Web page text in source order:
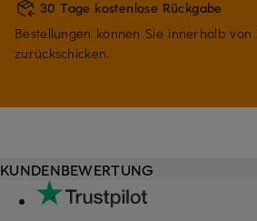
30 Tage kostenlose Rückgabe
Bestellungen können Sie innerhalb von
zurückschicken.
KUNDENBEWERTUNG